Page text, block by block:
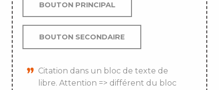
BOUTON PRINCIPAL
BOUTON SECONDAIRE
Citation dans un bloc de texte de
libre. Attention => différent du bloc